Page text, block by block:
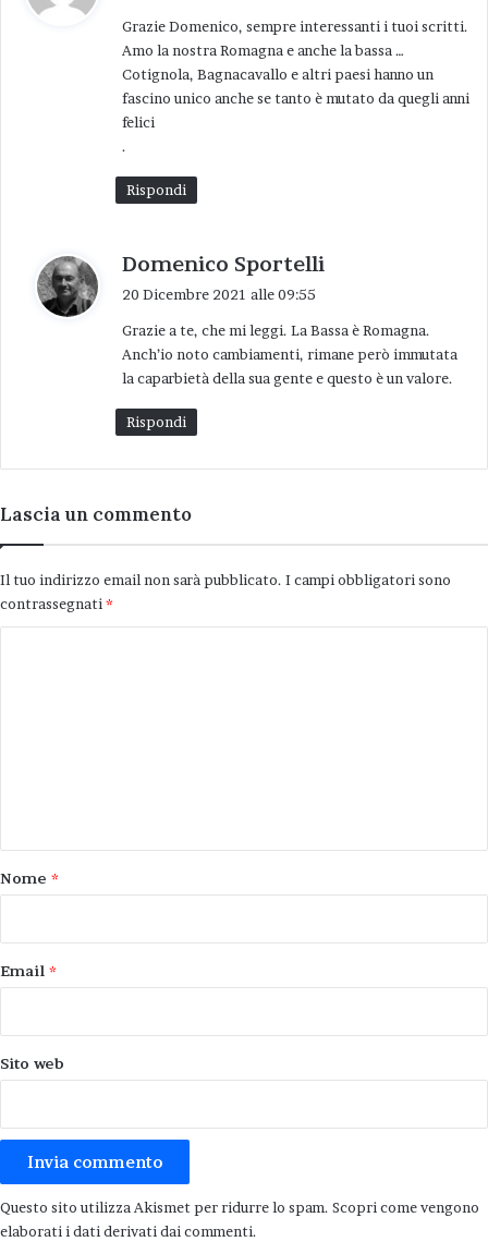
a quando sarà evaporato;
a questo punto aggiungete mezzo litro
d’acqua, mezzo dado, chiudete la pentola a
pressione, lasciate andare al minimo per 10
minuti;
aprite la pentola, controllate il liquido, se
aprite, controllate la cottura e il sale,
aggiungete i fagioli cotti a parte. Mescolate
per bene mettete il parmigiano reggiano e
servite, con nel piatto (se vi piace) due fette
dell’albana secca, stando verso i 14 gradi.
e
t
t
o
Grazie Domenico, sempre interessanti i tuoi scritti.
Amo la nostra Romagna e anche la bassa …
Cotignola, Bagnacavallo e altri paesi hanno un
fascino unico anche se tanto è mutato da quegli anni
felici
.
Rispondi
Domenico Sportelli
e
t
t
20 Dicembre 2021 alle 09:55
Grazie a te, che mi leggi. La Bassa è Romagna.
Anch’io noto cambiamenti, rimane però immutata
la caparbietà della sua gente e questo è un valore.
Rispondi
Lascia un commento
Il tuo indirizzo email non sarà pubblicato. I campi obbligatori sono
contrassegnati *
o
Nome *
Email *
Sito web
Questo sito utilizza Akismet per ridurre lo spam. Scopri come vengono
elaborati i dati derivati dai commenti.